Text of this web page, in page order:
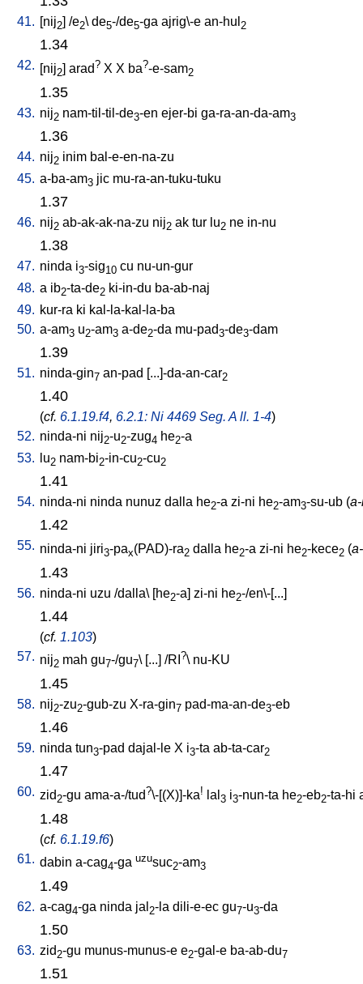
41. [nij2] /e2\ de5-/de5-ga ajrig\-e an-hul 2
1.34
42. [nij2] arad? X X ba?-e-sam2
1.35
43. nij2 nam-til-til-de3-en ejer-bi ga-ra-an-da-am3
1.36
44. nij2 inim bal-e-en-na-zu
45. a-ba-am3 jic mu-ra-an-tuku-tuku
1.37
46. nij2 ab-ak-ak-na-zu nij2 ak tur lu2 ne in-nu
1.38
47. ninda i3-sig10 cu nu-un-gur
48. a ib2-ta-de2 ki-in-du ba-ab-naj
49. kur-ra ki kal-la-kal-la-ba
50. a-am3 u2-am3 a-de2-da mu-pad3-de3-dam
1.39
51. ninda-gin7 an-pad [...]-da-an-car2
1.40
(cf. 6.1.19.f4, 6.2.1: Ni 4469 Seg. A ll. 1-4)
52. ninda-ni nij2-u2-zug4 he2-a
53.
lu2 nam-bi2-in-cu2-cu2
1.41
54. ninda-ni ninda nunuz dalla he2-a zi-ni he2-am3-su-ub (
1.42
55. ninda-ni jiri3-pax(PAD)-ra2 dalla he2-a zi-ni he2-kece2 (
1.43
56. ninda-ni uzu /dalla\ [he2-a] zi-ni he2-/en\-[...]
1.44
(cf. 1.103)
57. nij2 mah gu7-/gu7\ [...] /RI ?\ nu-KU
1.45
58. nij2-zu2-gub-zu X-ra-gin7 pad-ma-an-de3-eb
1.46
59. ninda tun3-pad dajal-le X i3-ta ab-ta-car2
1.47
60. zid2-gu ama-a-/tud?\-[(X)]-ka! lal 3 i3-nun-ta he2-eb2-ta-hi
1.48
(cf. 6.1.19.f6)
61. dabin a-cag4-ga uzusuc2-am3
1.49
62. a-cag4-ga ninda jal 2-la dili-e-ec gu7-u3-da
1.50
63. zid 2-gu munus-munus-e e2-gal-e ba-ab-du7
1.51